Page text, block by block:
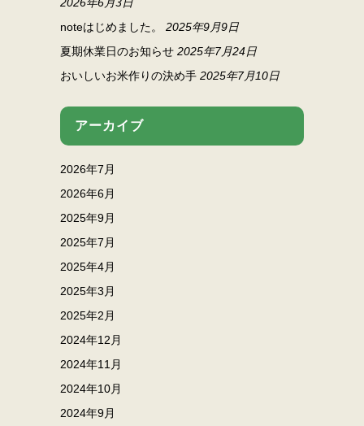
2026年6月3日
noteはじめました。
2025年9月9日
夏期休業日のお知らせ 2025年7月24日
おいしいお米作りの決め手 2025年7月10日
アーカイブ
2026年7月
2026年6月
2025年9月
2025年7月
2025年4月
2025年3月
2025年2月
2024年12月
2024年11月
2024年10月
2024年9月